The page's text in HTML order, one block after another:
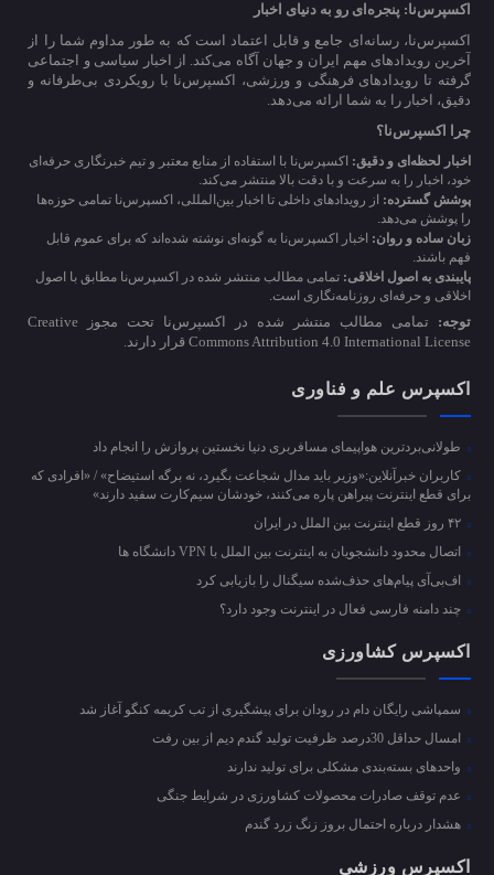
اکسپرس‌نا: پنجره‌ای رو به دنیای اخبار
اکسپرس‌نا، رسانه‌ای جامع و قابل اعتماد است که به طور مداوم شما را از
آخرین رویدادهای مهم ایران و جهان آگاه می‌کند. از اخبار سیاسی و اجتماعی
گرفته تا رویدادهای فرهنگی و ورزشی، اکسپرس‌نا با رویکردی بی‌طرفانه و
دقیق، اخبار را به شما ارائه می‌دهد.
چرا اکسپرس‌نا؟
اخبار لحظه‌ای و دقیق: اکسپرس‌نا با استفاده از منابع معتبر و تیم خبرنگاری حرفه‌ای
خود، اخبار را به سرعت و با دقت بالا منتشر می‌کند.
پوشش گسترده: از رویدادهای داخلی تا اخبار بین‌المللی، اکسپرس‌نا تمامی حوزه‌ها
را پوشش می‌دهد.
زبان ساده و روان: اخبار اکسپرس‌نا به گونه‌ای نوشته شده‌اند که برای عموم قابل
فهم باشند.
پایبندی به اصول اخلاقی: تمامی مطالب منتشر شده در اکسپرس‌نا مطابق با اصول
اخلاقی و حرفه‌ای روزنامه‌نگاری است.
توجه:
تمامی مطالب منتشر شده در اکسپرس‌نا تحت مجوز Creative
Commons Attribution 4.0 International License قرار دارند.
اکسپرس علم و فناوری
طولانی‌بردترین هواپیمای مسافربری دنیا نخستین پروازش را انجام داد
کاربران خبرآنلاین:«وزیر باید مدال شجاعت بگیرد، نه برگه استیضاح» / «افرادی که
برای قطع اینترنت پیراهن پاره می‌کنند، خودشان سیم‌کارت سفید دارند»
۴۲ روز قطع اینترنت بین الملل در ایران
اتصال محدود دانشجویان به اینترنت بین الملل با VPN دانشگاه ها
اف‌بی‌آی پیام‌های حذف‌شده سیگنال را بازیابی کرد
چند دامنه فارسی فعال در اینترنت وجود دارد؟
اکسپرس کشاورزی
سمپاشی رایگان دام در رودان برای پیشگیری از تب کریمه کنگو آغاز شد
امسال حداقل 30درصد ظرفیت تولید گندم دیم از بین رفت
واحد‌های بسته‌بندی مشکلی برای تولید ندارند
عدم توقف صادرات محصولات کشاورزی در شرایط جنگی
هشدار درباره احتمال بروز زنگ زرد گندم
اکسپرس ورزشی